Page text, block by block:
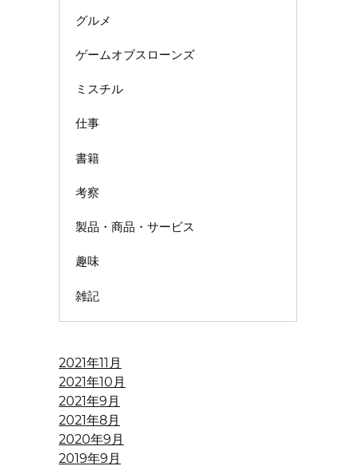
グルメ
ゲームオブスローンズ
ミスチル
仕事
書籍
考察
製品・商品・サービス
趣味
雑記
2021年11月
2021年10月
2021年9月
2021年8月
2020年9月
2019年9月